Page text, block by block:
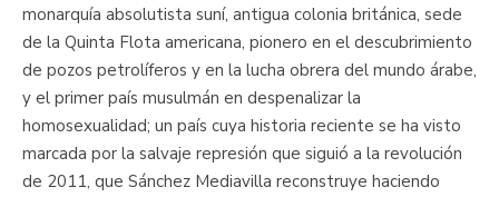
monarquía absolutista suní, antigua colonia británica, sede
de la Quinta Flota americana, pionero en el descubrimiento
de pozos petrolíferos y en la lucha obrera del mundo árabe,
y el primer país musulmán en despenalizar la
homosexualidad; un país cuya historia reciente se ha visto
marcada por la salvaje represión que siguió a la revolución
de 2011, que Sánchez Mediavilla reconstruye haciendo